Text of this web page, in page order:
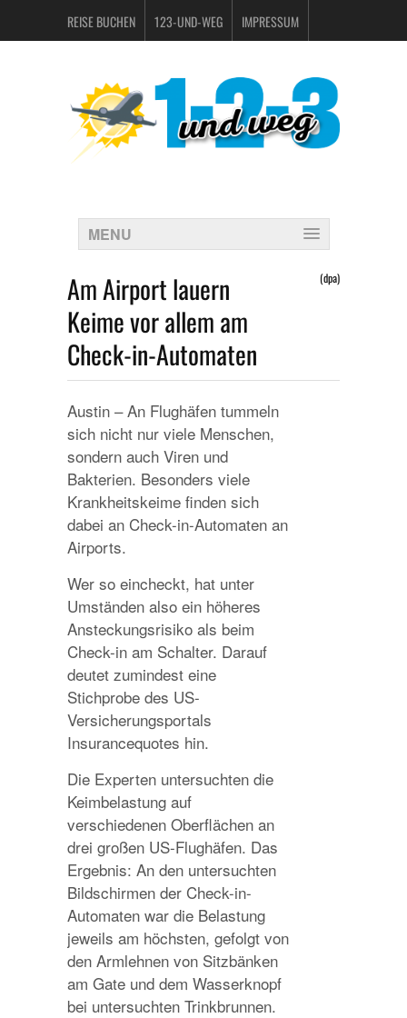
REISE BUCHEN 123-UND-WEG IMPRESSUM
MENU
Am Airport lauern
Keime vor allem am
Check-in-Automaten
(dpa)
Austin – An Flughäfen tummeln
sich nicht nur viele Menschen,
sondern auch Viren und
Bakterien. Besonders viele
Krankheitskeime finden sich
dabei an Check-in-Automaten an
Airports.
Wer so eincheckt, hat unter
Umständen also ein höheres
Ansteckungsrisiko als beim
Check-in am Schalter. Darauf
deutet zumindest eine
Stichprobe des US-
Versicherungsportals
Insurancequotes hin.
Die Experten untersuchten die
Keimbelastung auf
verschiedenen Oberflächen an
drei großen US-Flughäfen. Das
Ergebnis: An den untersuchten
Bildschirmen der Check-in-
Automaten war die Belastung
jeweils am höchsten, gefolgt von
den Armlehnen von Sitzbänken
am Gate und dem Wasserknopf
bei untersuchten Trinkbrunnen.